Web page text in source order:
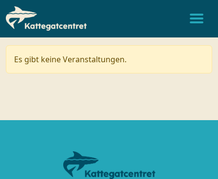
Es gibt keine Veranstaltungen.